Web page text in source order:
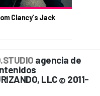
Clancy's Jack
agencia de
LLC © 2011-